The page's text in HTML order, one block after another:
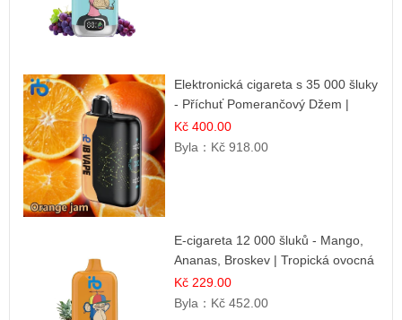
Elektronická cigareta s 35 000 šluky
- Příchuť Pomerančový Džem |
Dlouhotrvající zážitek
Kč 400.00
Byla： Kč 918.00
E-cigareta 12 000 šluků - Mango,
Ananas, Broskev | Tropická ovocná
směs
Kč 229.00
Byla： Kč 452.00